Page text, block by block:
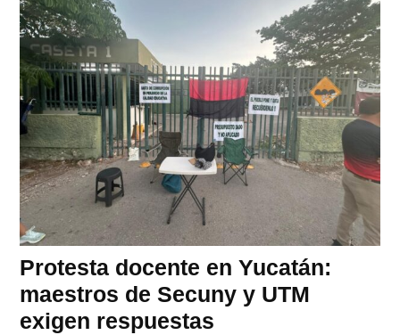
Protesta docente en Yucatán:
maestros de Secuny y UTM
exigen respuestas